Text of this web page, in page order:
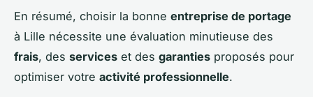
En résumé, choisir la bonne entreprise de portage
à Lille nécessite une évaluation minutieuse des
frais, des services et des garanties proposés pour
optimiser votre activité professionnelle.